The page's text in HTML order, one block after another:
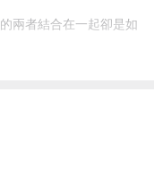
兩者結合在一起卻是如